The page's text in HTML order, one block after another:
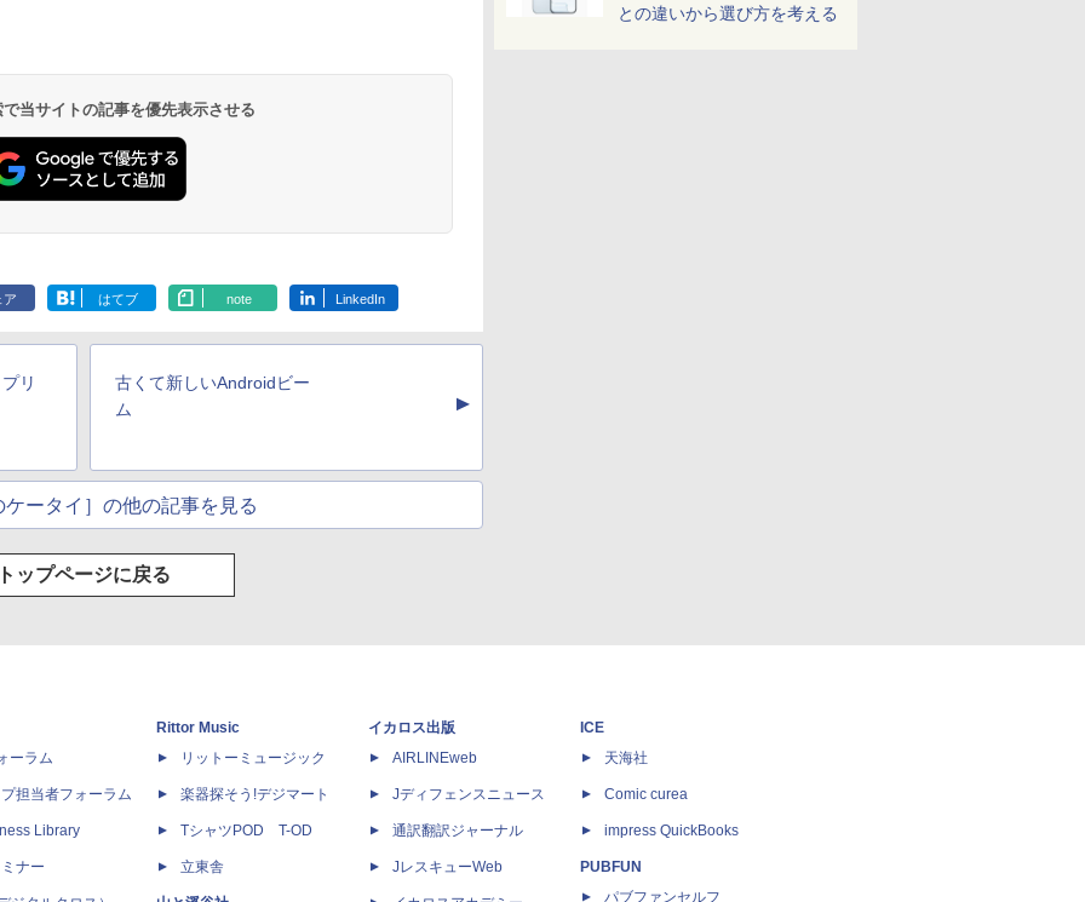
との違いから選び方を考える
当サイトの記事を優先表示させる
ア はてブ note LinkedIn
リ
古くて新しいAndroidビー
ム
▲
ケータイ］の他の記事を見る
ップページに戻る
ーラム
担当者フォーラム
Library
ナー
Rittor Music
リットーミュージック
楽器探そう!デジマート
TシャツPOD T-OD
立東舎
イカロス出版
AIRLINEweb
Jディフェンスニュース
通訳翻訳ジャーナル
JレスキューWeb
ICE
天海社
Comic curea
impress QuickBooks
PUBFUN
パブファンセルフ